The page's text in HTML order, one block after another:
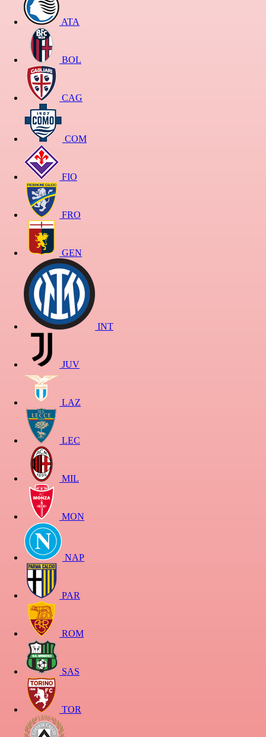
ATA
BOL
CAG
COM
FIO
FRO
GEN
INT
JUV
LAZ
LEC
MIL
MON
NAP
PAR
ROM
SAS
TOR